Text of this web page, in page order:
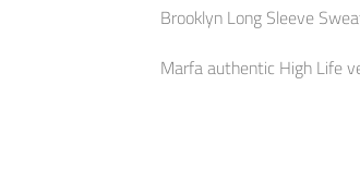
Brooklyn Long Sleeve
Marfa authentic High Life